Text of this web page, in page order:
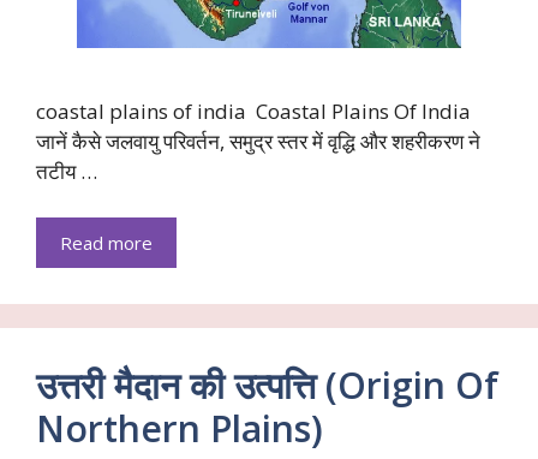
coastal plains of india Coastal Plains Of India
जानें कैसे जलवायु परिवर्तन, समुद्र स्तर में वृद्धि और शहरीकरण ने
तटीय …
Read more
उत्तरी मैदान की उत्पत्ति (Origin Of
Northern Plains)